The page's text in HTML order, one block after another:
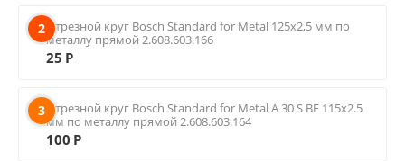
2 Отрезной круг Bosch Standard for Metal 125х2,5 мм по
металлу прямой 2.608.603.166
25 Р
3 Отрезной круг Bosch Standard for Metal A 30 S BF 115х2.5
мм по металлу прямой 2.608.603.164
100 Р